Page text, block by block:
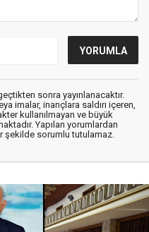
sonra yayınlanacaktır.
imalar, inançlara saldırı içeren,
kullanılmayan ve büyük
Yapılan yorumlardan
şekilde sorumlu tutulamaz.